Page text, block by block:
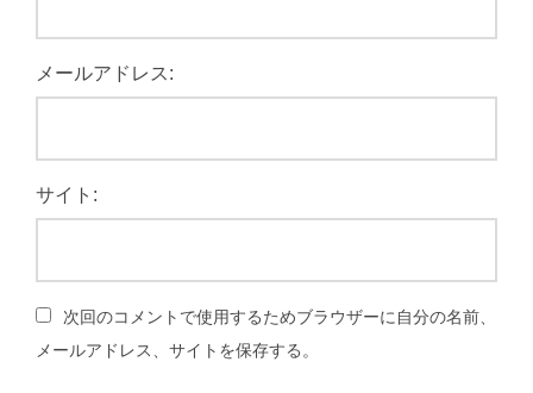
メールアドレス:
サイト:
次回のコメントで使用するためブラウザーに自分の名前、
メールアドレス、サイトを保存する。